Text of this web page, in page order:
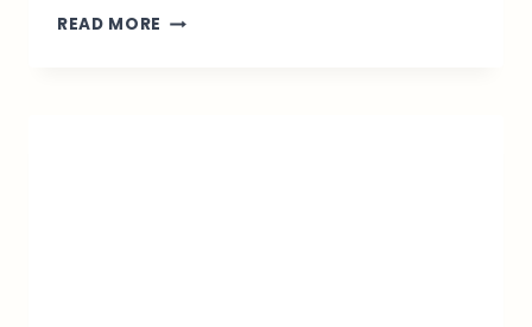
READ MORE ONLINE